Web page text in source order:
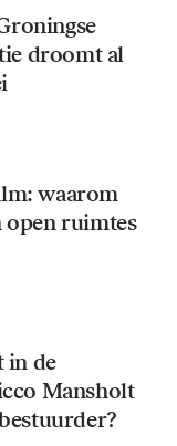
droomt al
waarom
open ruimtes
in de
Mansholt